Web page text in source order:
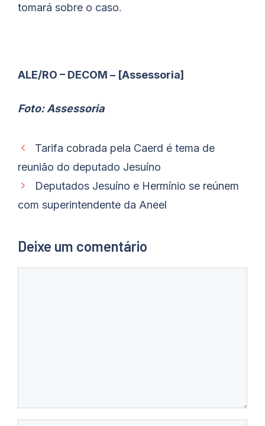
tomará sobre o caso.
ALE/RO – DECOM – [Assessoria]
Foto: Assessoria
Tarifa cobrada pela Caerd é tema de
reunião do deputado Jesuíno
Deputados Jesuíno e Hermínio se reúnem
com superintendente da Aneel
Deixe um comentário